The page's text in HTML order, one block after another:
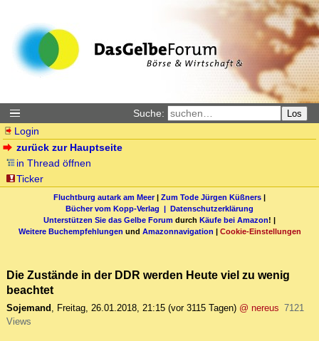
Suche: Los
Login
zurück zur Hauptseite
in Thread öffnen
Ticker
Fluchtburg autark am Meer| Zum Tode Jürgen Küßners |
Bücher vom Kopp-Verlag | Datenschutzerklärung
Unterstützen Sie das Gelbe Forum durch Käufe bei Amazon! |
Weitere Buchempfehlungen und Amazonnavigation | Cookie-Einstellungen
Die Zustände in der DDR werden Heute viel zu wenig
beachtet
Sojemand , Freitag, 26.01.2018, 21:15 (vor 3115 Tagen) @ nereus 7121
Views